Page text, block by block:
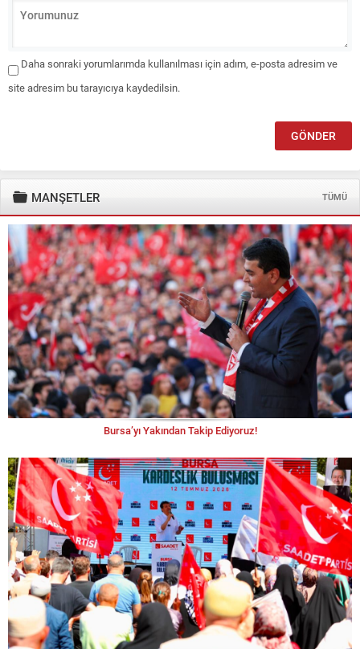
Daha sonraki yorumlarımda kullanılması için adım, e-posta adresim ve
site adresim bu tarayıcıya kaydedilsin.
MANŞETLER TÜMÜ
Bursa’yı Yakından Takip Ediyoruz!